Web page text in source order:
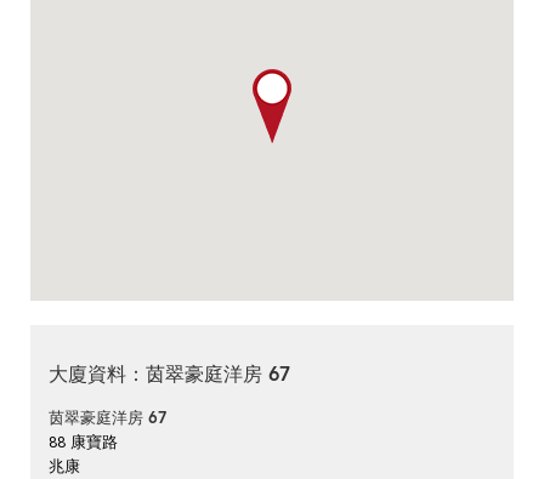
大廈資料：茵翠豪庭洋房 67
茵翠豪庭洋房 67
88 康寶路
兆康